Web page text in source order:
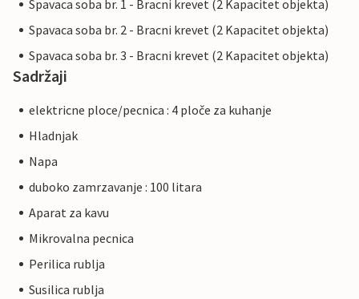
Spavaca soba br. 1 - Bracni krevet (2 Kapacitet objekta)
Spavaca soba br. 2 - Bracni krevet (2 Kapacitet objekta)
Spavaca soba br. 3 - Bracni krevet (2 Kapacitet objekta)
Sadržaji
elektricne ploce/pecnica : 4 ploče za kuhanje
Hladnjak
Napa
duboko zamrzavanje : 100 litara
Aparat za kavu
Mikrovalna pecnica
Perilica rublja
Susilica rublja